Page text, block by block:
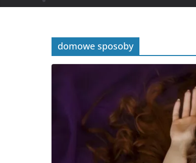
domowe sposoby